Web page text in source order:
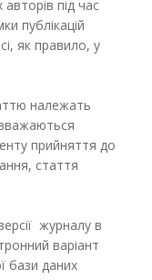
авторів під час
публікацій
як правило, у
належать
прийняття до
стаття
журналу в
варіант
бази даних